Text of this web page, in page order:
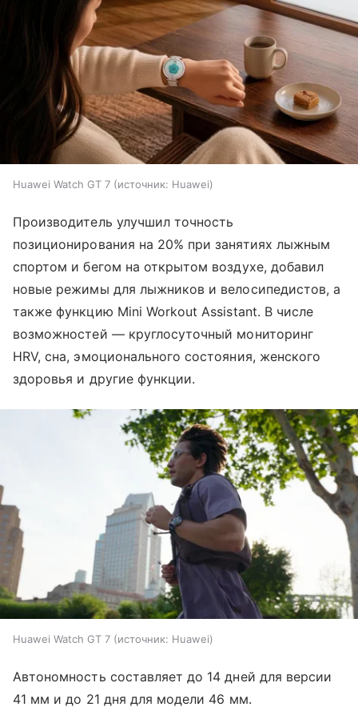
Huawei Watch GT 7 источник: Huawei
Производитель улучшил точность
позиционирования на 20% при занятиях лыжным
спортом и бегом на открытом воздухе, добавил
новые режимы для лыжников и велосипедистов, а
также функцию Mini Workout Assistant. В числе
возможностей — круглосуточный мониторинг
HRV, сна, эмоционального состояния, женского
здоровья и другие функции.
Huawei Watch GT 7 источник: Huawei
Автономность составляет до 14 дней для версии
41 мм и до 21 дня для модели 46 мм.